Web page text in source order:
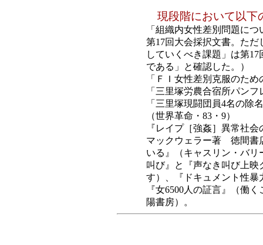
現段階において以下
「組織内女性差別問題に
第17回大会採択文書。た
していくべき課題」は第
である」と確認した。）
「ＦＩ女性差別克服のた
「三里塚労農合宿所パン
「三里塚現闘団員4名の
（世界革命・83・9）
『レイプ［強姦］異常社
マックウェラー著 徳間書
いる』（キャスリン・バ
叫び』と『声なき叫び上
す）、『ドキュメント性
『女6500人の証言』（働
陽書房）。